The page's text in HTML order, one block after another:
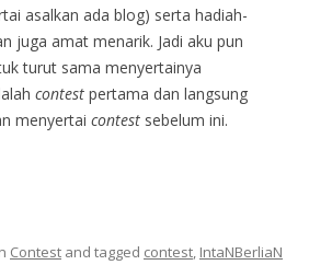
asalkan ada blog) serta hadiah-
juga amat menarik. Jadi aku pun
turut sama menyertainya
contest pertama dan langsung
menyertai contest sebelum ini.
Contest and tagged contest, IntaNBerliaN